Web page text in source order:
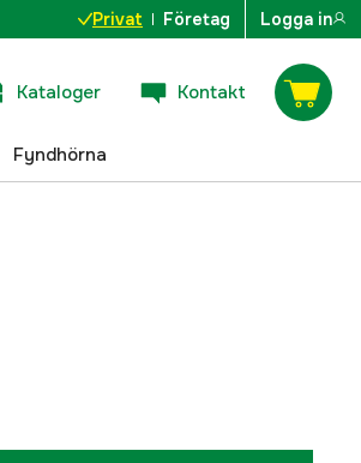
Privat Företag Logga in
Kataloger Kontakt
Fyndhörna